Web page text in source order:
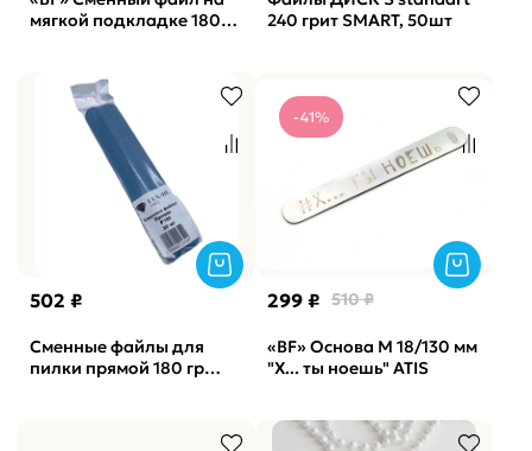
мягкой подкладке 180
240 грит SMART, 50шт
502 ₽
Сменные файлы для
пилки прямой 180 гр
-41%
299 ₽ 510 ₽
«BF» Основа М 18/130 мм
"Х... ты ноешь" ATIS